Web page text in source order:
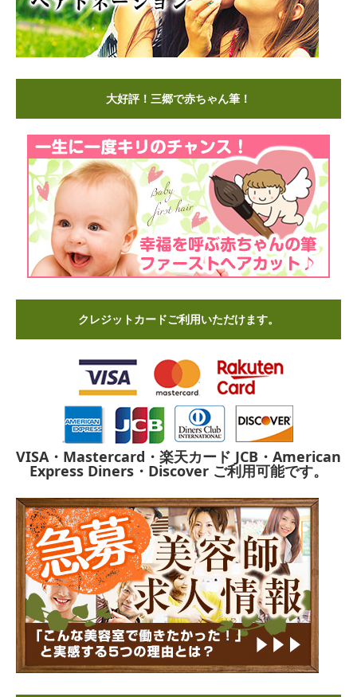
大好評！三郷で赤ちゃん筆！
クレジットカードご利用いただけます。
VISA・Mastercard・楽天カード JCB・American
Express Diners・Discover ご利用可能です。